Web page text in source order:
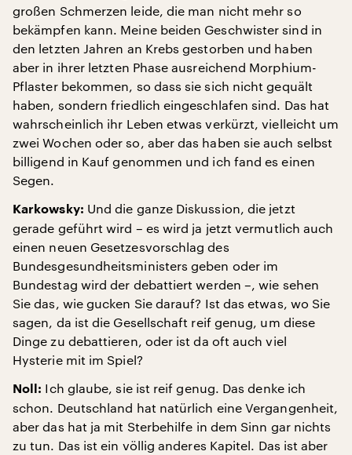
großen Schmerzen leide, die man nicht mehr so
bekämpfen kann. Meine beiden Geschwister sind in
den letzten Jahren an Krebs gestorben und haben
aber in ihrer letzten Phase ausreichend Morphium-
Pflaster bekommen, so dass sie sich nicht gequält
haben, sondern friedlich eingeschlafen sind. Das hat
wahrscheinlich ihr Leben etwas verkürzt, vielleicht um
zwei Wochen oder so, aber das haben sie auch selbst
billigend in Kauf genommen und ich fand es einen
Segen.
Karkowsky: Und die ganze Diskussion, die jetzt
gerade geführt wird – es wird ja jetzt vermutlich auch
einen neuen Gesetzesvorschlag des
Bundesgesundheitsministers geben oder im
Bundestag wird der debattiert werden –, wie sehen
Sie das, wie gucken Sie darauf? Ist das etwas, wo Sie
sagen, da ist die Gesellschaft reif genug, um diese
Dinge zu debattieren, oder ist da oft auch viel
Hysterie mit im Spiel?
Noll: Ich glaube, sie ist reif genug. Das denke ich
schon. Deutschland hat natürlich eine Vergangenheit,
aber das hat ja mit Sterbehilfe in dem Sinn gar nichts
zu tun. Das ist ein völlig anderes Kapitel. Das ist aber